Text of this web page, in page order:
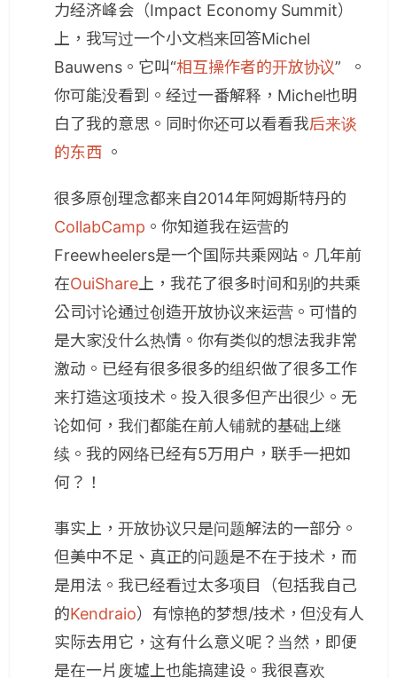
力经济峰会（Impact Economy Summit）
上，我写过一个小文档来回答Michel
Bauwens。它叫“相互操作者的开放协议” 。
你可能没看到。经过一番解释，Michel也明
白了我的意思。同时你还可以看看我后来谈
的东西 。
很多原创理念都来自2014年阿姆斯特丹的
CollabCamp 。你知道我在运营的
Freewheelers是一个国际共乘网站。几年前
在OuiShare上，我花了很多时间和别的共乘
公司讨论通过创造开放协议来运营。可惜的
是大家没什么热情。你有类似的想法我非常
激动。已经有很多很多的组织做了很多工作
来打造这项技术。投入很多但产出很少。无
论如何，我们都能在前人铺就的基础上继
续。我的网络已经有5万用户，联手一把如
何？！
事实上，开放协议只是问题解法的一部分。
但美中不足、真正的问题是不在于技术，而
是用法。我已经看过太多项目（包括我自己
的Kendraio）有惊艳的梦想/技术，但没有人
实际去用它，这有什么意义呢？当然，即便
是在一片废墟上也能搞建设。我很喜欢